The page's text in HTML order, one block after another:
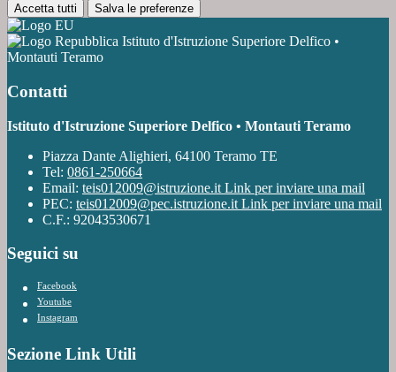
Accetta tutti Salva le preferenze
Istituto d'Istruzione Superiore Delfico •
Montauti Teramo
Contatti
Istituto d'Istruzione Superiore Delfico • Montauti Teramo
Piazza Dante Alighieri, 64100 Teramo TE
Tel: 0861-250664
Email: teis012009@istruzione.it Link per inviare una mail
PEC: teis012009@pec.istruzione.it Link per inviare una mail
C.F.: 92043530671
Seguici su
Facebook
Youtube
Instagram
Sezione Link Utili